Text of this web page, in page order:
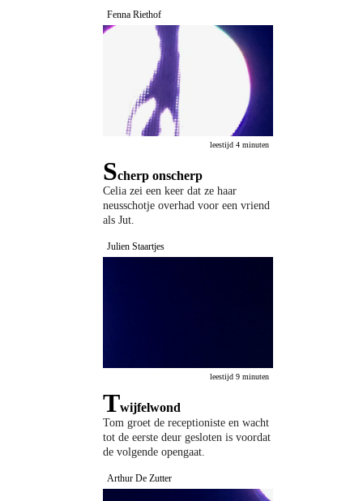
Fenna Riethof
leestijd 4 minuten
Scherp onscherp
Celia zei een keer dat ze haar
neusschotje overhad voor een vriend
als Jut.
Julien Staartjes
leestijd 9 minuten
Twijfelwond
Tom groet de receptioniste en wacht
tot de eerste deur gesloten is voordat
de volgende opengaat.
Arthur De Zutter